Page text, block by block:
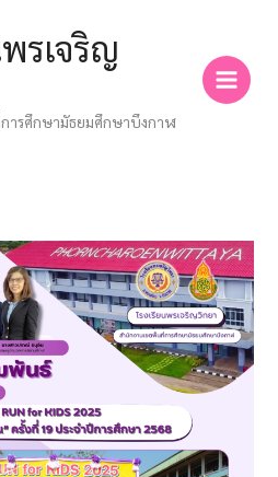
รเจริญ
ารศึกษามัธยมศึกษาบึงกาฬ